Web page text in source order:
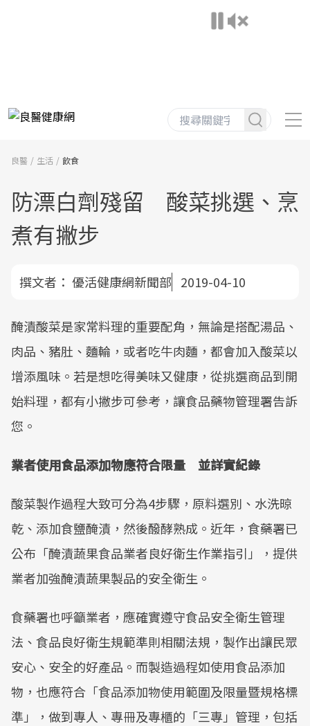
良醫 生活 飲食
防漂白劑殘留 酸菜挑選、烹
煮有撇步
撰文者： 優活健康網新聞部 2019-04-10
醃漬酸菜是家常料理的重要配角，無論是搭配湯品、
肉品、豬肚、麵輪，或者吃牛肉麵，都會加入酸菜以
增添風味。若是想吃得美味又健康，從挑選商品到開
始料理，都有小撇步可參考，讓食品藥物管理署告訴
您。
業者使用食品添加物應符合限量 並詳實紀錄
酸菜製作過程大致可分為4步驟，原料選別、水洗晾
乾、添加食鹽醃漬，然後醱酵熟成。近年，食藥署已
公布「醃漬蔬果食品業者良好衛生作業指引」，提供
業者加強醃漬蔬果製品的安全衛生。
食藥署也呼籲業者，應確實遵守食品安全衛生管理
法、食品良好衛生規範準則相關法規，製作出讓民眾
安心、安全的好產品。而製造過程如使用食品添加
物，也應符合「食品添加物使用範圍及限量暨規格標
準」，做到專人、專冊及專櫃的「三專」管理，包括